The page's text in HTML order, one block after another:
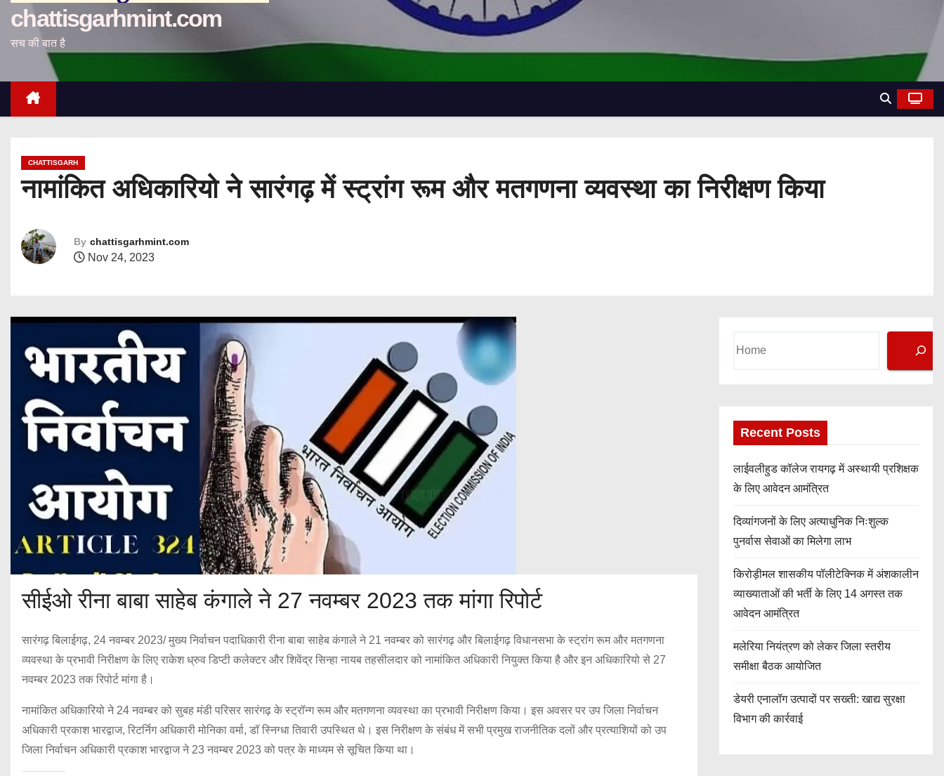
chattisgarhmint.com
सच की बात है
CHATTISGARH
नामांकित अधिकारियो ने सारंगढ़ में स्ट्रांग रूम और मतगणना व्यवस्था का निरीक्षण किया
By chattisgarhmint.com
Nov 24, 2023
सीईओ रीना बाबा साहेब कंगाले ने 27 नवम्बर 2023 तक मांगा रिपोर्ट
सारंगढ़ बिलाईगढ़, 24 नवम्बर 2023/ मुख्य निर्वाचन पदाधिकारी रीना बाबा साहेब कंगाले ने 21 नवम्बर को सारंगढ़ और बिलाईगढ़ विधानसभा के स्ट्रांग रूम और मतगणना
व्यवस्था के प्रभावी निरीक्षण के लिए राकेश ध्रुव डिप्टी कलेक्टर और शिवेंद्र सिन्हा नायब तहसीलदार को नामांकित अधिकारी नियुक्त किया है और इन अधिकारियो से 27
नवम्बर 2023 तक रिपोर्ट मांगा है।
नामांकित अधिकारियो ने 24 नवम्बर को सुबह मंडी परिसर सारंगढ़ के स्ट्रॉन्ग रूम और मतगणना व्यवस्था का प्रभावी निरीक्षण किया। इस अवसर पर उप जिला निर्वाचन
अधिकारी प्रकाश भारद्वाज, रिटर्निग अधिकारी मोनिका वर्मा, डॉ स्निग्धा तिवारी उपस्थित थे। इस निरीक्षण के संबंध में सभी प्रमुख राजनीतिक दलों और प्रत्याशियों को उप
जिला निर्वाचन अधिकारी प्रकाश भारद्वाज ने 23 नवम्बर 2023 को पत्र के माध्यम से सूचित किया था।
Recent Posts
लाईवलीहुड कॉलेज रायगढ़ में अस्थायी प्रशिक्षक
के लिए आवेदन आमंत्रित
दिव्यांगजनों के लिए अत्याधुनिक निःशुल्क
पुनर्वास सेवाओं का मिलेगा लाभ
किरोड़ीमल शासकीय पॉलीटेक्निक में अंशकालीन
व्याख्याताओं की भर्ती के लिए 14 अगस्त तक
आवेदन आमंत्रित
मलेरिया नियंत्रण को लेकर जिला स्तरीय
समीक्षा बैठक आयोजित
डेयरी एनालॉग उत्पादों पर सख्ती: खाद्य सुरक्षा
विभाग की कार्रवाई